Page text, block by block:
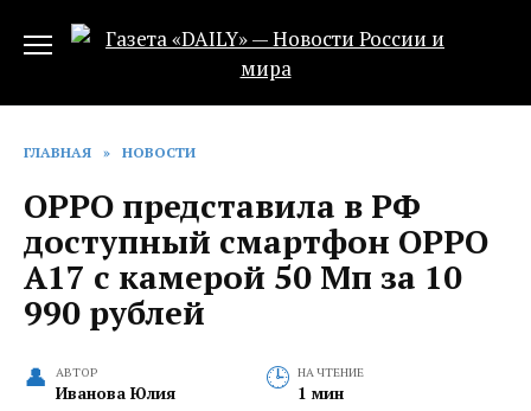
ГЛАВНАЯ » НОВОСТИ
OPPO представила в РФ
доступный смартфон OPPO
A17 с камерой 50 Мп за 10
990 рублей
АВТОР
Иванова Юлия
НА ЧТЕНИЕ
1 мин